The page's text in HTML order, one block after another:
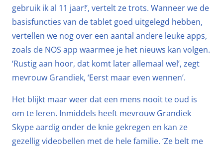
gebruik ik al 11 jaar!’, vertelt ze trots. Wanneer we de
basisfuncties van de tablet goed uitgelegd hebben,
vertellen we nog over een aantal andere leuke apps,
zoals de NOS app waarmee je het nieuws kan volgen.
‘Rustig aan hoor, dat komt later allemaal wel’, zegt
mevrouw Grandiek, ‘Eerst maar even wennen’.
Het blijkt maar weer dat een mens nooit te oud is
om te leren. Inmiddels heeft mevrouw Grandiek
Skype aardig onder de knie gekregen en kan ze
gezellig videobellen met de hele familie. ‘Ze belt me